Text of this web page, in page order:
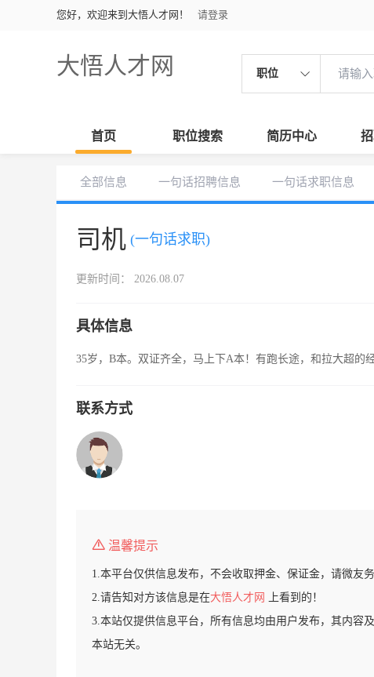
您好，欢迎来到大悟人才网！ 请登录
大悟人才网 职位
首页 职位搜索 简历中心
全部信息 一句话招聘信息 一句话求职信息
司机 (一句话求职)
更新时间： 2026.08.07
具体信息
35岁，B本。双证齐全，马上下A本！有跑长途，和拉大超的
联系方式
温馨提示
1.本平台仅供信息发布，不会收取押金、保证金，请微友务
2.请告知对方该信息是在大悟人才网
上看到的！
3.本站仅提供信息平台，所有信息均由用户发布，其内容
本站无关。